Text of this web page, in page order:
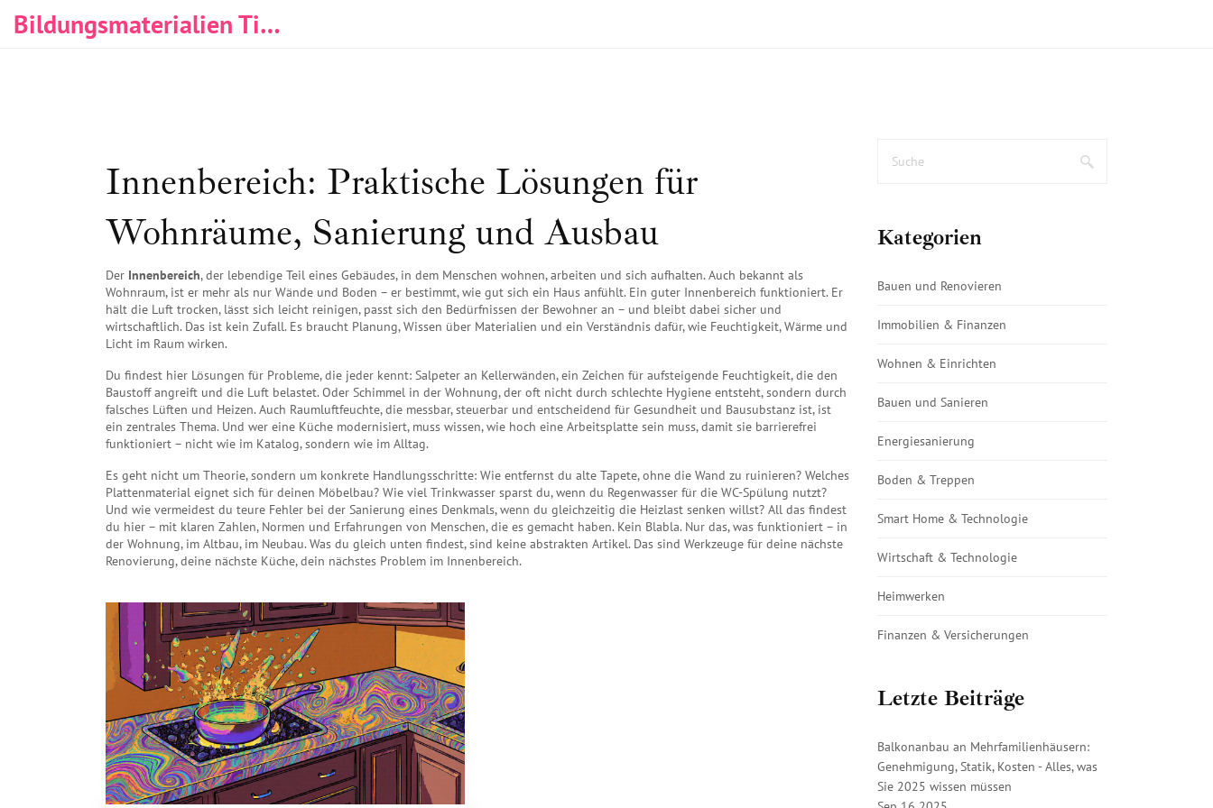
Bildungsmaterialien Tischlerei & Immobilien
Innenbereich: Praktische Lösungen für
Wohnräume, Sanierung und Ausbau
Der Innenbereich,der lebendige Teil eines Gebäudes, in dem Menschen wohnen, arbeiten und sich aufhalten. Auch bekannt als
Wohnraum, ist er mehr als nur Wände und Boden – er bestimmt, wie gut sich ein Haus anfühlt. Ein guter Innenbereich funktioniert. Er
hält die Luft trocken, lässt sich leicht reinigen, passt sich den Bedürfnissen der Bewohner an – und bleibt dabei sicher und
wirtschaftlich. Das ist kein Zufall. Es braucht Planung, Wissen über Materialien und ein Verständnis dafür, wie Feuchtigkeit, Wärme und
Licht im Raum wirken.
Du findest hier Lösungen für Probleme, die jeder kennt: Salpeter an Kellerwänden,ein Zeichen für aufsteigende Feuchtigkeit, die den
Baustoff angreift und die Luft belastet. Oder Schimmel in der Wohnung,der oft nicht durch schlechte Hygiene entsteht, sondern durch
falsches Lüften und Heizen. Auch Raumluftfeuchte,die messbar, steuerbar und entscheidend für Gesundheit und Bausubstanz ist, ist
ein zentrales Thema. Und wer eine Küche modernisiert, muss wissen, wie hoch eine Arbeitsplatte sein muss, damit sie barrierefrei
funktioniert – nicht wie im Katalog, sondern wie im Alltag.
Es geht nicht um Theorie, sondern um konkrete Handlungsschritte: Wie entfernst du alte Tapete, ohne die Wand zu ruinieren? Welches
Plattenmaterial eignet sich für deinen Möbelbau? Wie viel Trinkwasser sparst du, wenn du Regenwasser für die WC-Spülung nutzt?
Und wie vermeidest du teure Fehler bei der Sanierung eines Denkmals, wenn du gleichzeitig die Heizlast senken willst? All das findest
du hier – mit klaren Zahlen, Normen und Erfahrungen von Menschen, die es gemacht haben. Kein Blabla. Nur das, was funktioniert – in
der Wohnung, im Altbau, im Neubau. Was du gleich unten findest, sind keine abstrakten Artikel. Das sind Werkzeuge für deine nächste
Renovierung, deine nächste Küche, dein nächstes Problem im Innenbereich.
Kategorien
Bauen und Renovieren
Immobilien & Finanzen
Wohnen & Einrichten
Bauen und Sanieren
Energiesanierung
Boden & Treppen
Smart Home & Technologie
Wirtschaft & Technologie
Heimwerken
Finanzen & Versicherungen
Letzte Beiträge
Balkonanbau an Mehrfamilienhäusern:
Genehmigung, Statik, Kosten - Alles, was
Sie 2025 wissen müssen